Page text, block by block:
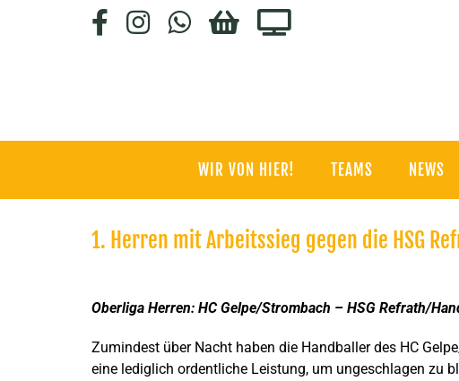
Facebook
Instagram
WhatsApp
HC-Staige.tv
WIR VON HIER! TEAMS NEWS
1. Herren mit Arbeitssieg gegen die HSG
grösseres
Oberliga Herren: HC Gelpe/Strombach – HSG Refrath/
Zumindest über Nacht haben die Handballer des HC
eine lediglich ordentliche Leistung, um ungeschlagen zu